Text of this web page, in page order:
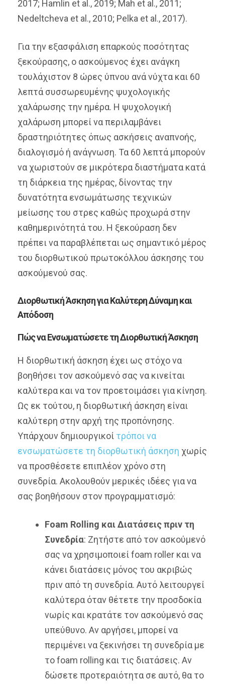
2017; Hamlin et al., 2019; Mah et al., 2011;
Nedeltcheva et al., 2010; Pelka et al., 2017).
Για την εξασφάλιση επαρκούς ποσότητας
ξεκούρασης, ο ασκούμενος έχει ανάγκη
τουλάχιστον 8 ώρες ύπνου ανά νύχτα και 60
λεπτά συσσωρευμένης ψυχολογικής
χαλάρωσης την ημέρα. Η ψυχολογική
χαλάρωση μπορεί να περιλαμβάνει
δραστηριότητες όπως ασκήσεις αναπνοής,
διαλογισμό ή ανάγνωση. Τα 60 λεπτά μπορούν
να χωριστούν σε μικρότερα διαστήματα κατά
τη διάρκεια της ημέρας, δίνοντας την
δυνατότητα ενσωμάτωσης τεχνικών
μείωσης του στρες καθώς προχωρά στην
καθημερινότητά του. Η ξεκούραση δεν
πρέπει να παραβλέπεται ως σημαντικό μέρος
του διορθωτικού πρωτοκόλλου άσκησης του
ασκούμενού σας.
Διορθωτική Άσκηση για Καλύτερη Δύναμη και
Απόδοση
Πώς να Ενσωματώσετε τη Διορθωτική Άσκηση
Η διορθωτική άσκηση έχει ως στόχο να
βοηθήσει τον ασκούμενό σας να κινείται
καλύτερα και να τον προετοιμάσει για κίνηση.
Ως εκ τούτου, η διορθωτική άσκηση είναι
καλύτερη στην αρχή της προπόνησης.
Υπάρχουν δημιουργικοί τρόποι να
ενσωματώσετε τη διορθωτική άσκηση χωρίς
να προσθέσετε επιπλέον χρόνο στη
συνεδρία. Ακολουθούν μερικές ιδέες για να
σας βοηθήσουν στον προγραμματισμό:
Foam Rolling και Διατάσεις πριν τη
Συνεδρία: Ζητήστε από τον ασκούμενό
σας να χρησιμοποιεί foam roller και να
κάνει διατάσεις μόνος του ακριβώς
πριν από τη συνεδρία. Αυτό λειτουργεί
καλύτερα όταν θέτετε την προσδοκία
νωρίς και κρατάτε τον ασκούμενό σας
υπεύθυνο. Αν αργήσει, μπορεί να
περιμένει να ξεκινήσει τη συνεδρία με
το foam rolling και τις διατάσεις. Αν
δώσετε προτεραιότητα σε αυτό, θα το